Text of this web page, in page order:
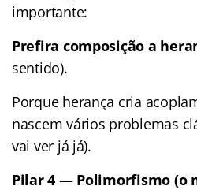
importante:
Prefira composição a
sentido).
Porque herança cria
nascem vários problemas
vai ver já já).
Pilar 4 — Polimorfismo (o